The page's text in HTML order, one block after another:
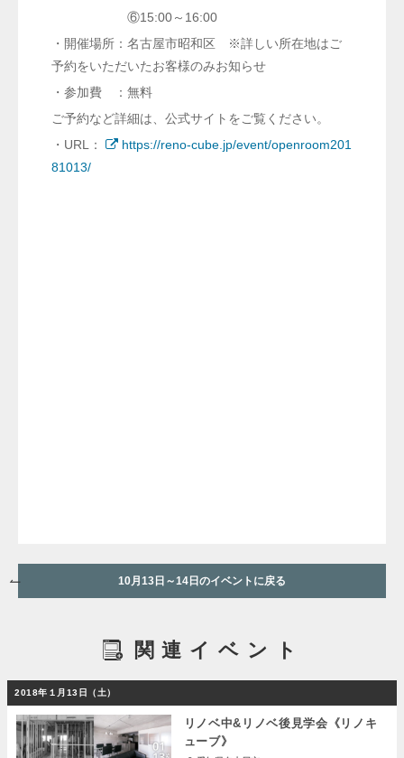
⑥15:00～16:00
・開催場所：名古屋市昭和区 ※詳しい所在地はご
予約をいただいたお客様のみお知らせ
・参加費 ：無料
ご予約など詳細は、公式サイトをご覧ください。
・URL：
https://reno-cube.jp/event/openroom201
81013/
10月13日～14日のイベントに戻る
関連イベント
2018年１月13日（土）
リノベ中&リノベ後見学会《リノキ
ューブ》